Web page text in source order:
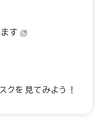
す
クを見てみよう！